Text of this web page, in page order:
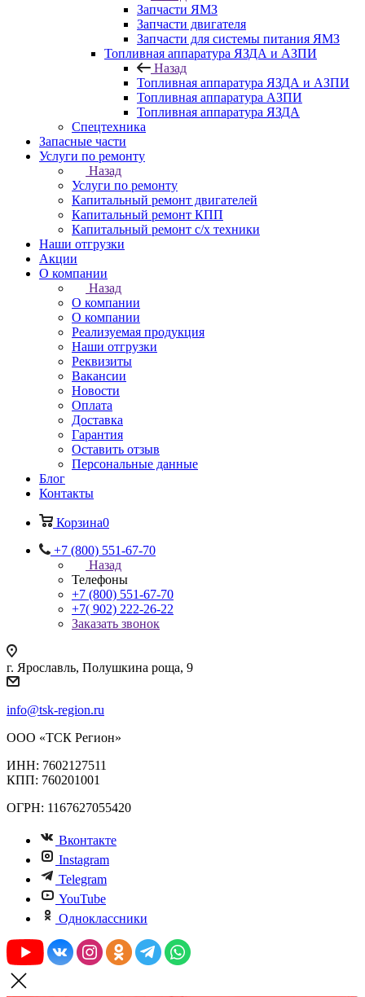
Запчасти ЯМЗ
Запчасти двигателя
Запчасти для системы питания ЯМЗ
Топливная аппаратура ЯЗДА и АЗПИ
Назад
Топливная аппаратура ЯЗДА и АЗПИ
Топливная аппаратура АЗПИ
Топливная аппаратура ЯЗДА
Спецтехника
Запасные части
Услуги по ремонту
Назад
Услуги по ремонту
Капитальный ремонт двигателей
Капитальный ремонт КПП
Капитальный ремонт с/х техники
Наши отгрузки
Акции
О компании
Назад
О компании
О компании
Реализуемая продукция
Наши отгрузки
Реквизиты
Вакансии
Новости
Оплата
Доставка
Гарантия
Оставить отзыв
Персональные данные
Блог
Контакты
Корзина0
+7 (800) 551-67-70
Назад
Телефоны
+7 (800) 551-67-70
+7( 902) 222-26-22
Заказать звонок
г. Ярославль, Полушкина роща, 9
info@tsk-region.ru
ООО «ТСК Регион»
ИНН: 7602127511
КПП: 760201001
ОГРН: 1167627055420
Вконтакте
Instagram
Telegram
YouTube
Одноклассники